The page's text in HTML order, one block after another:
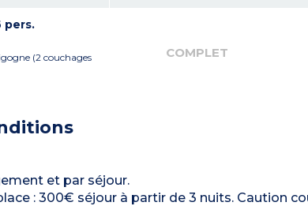
(sauf logement
dans 2
pers.
(2 couchages
WC séparé
COMPLET
et par séjour.
: 300€ séjour à partir de 3 nuits. Caution